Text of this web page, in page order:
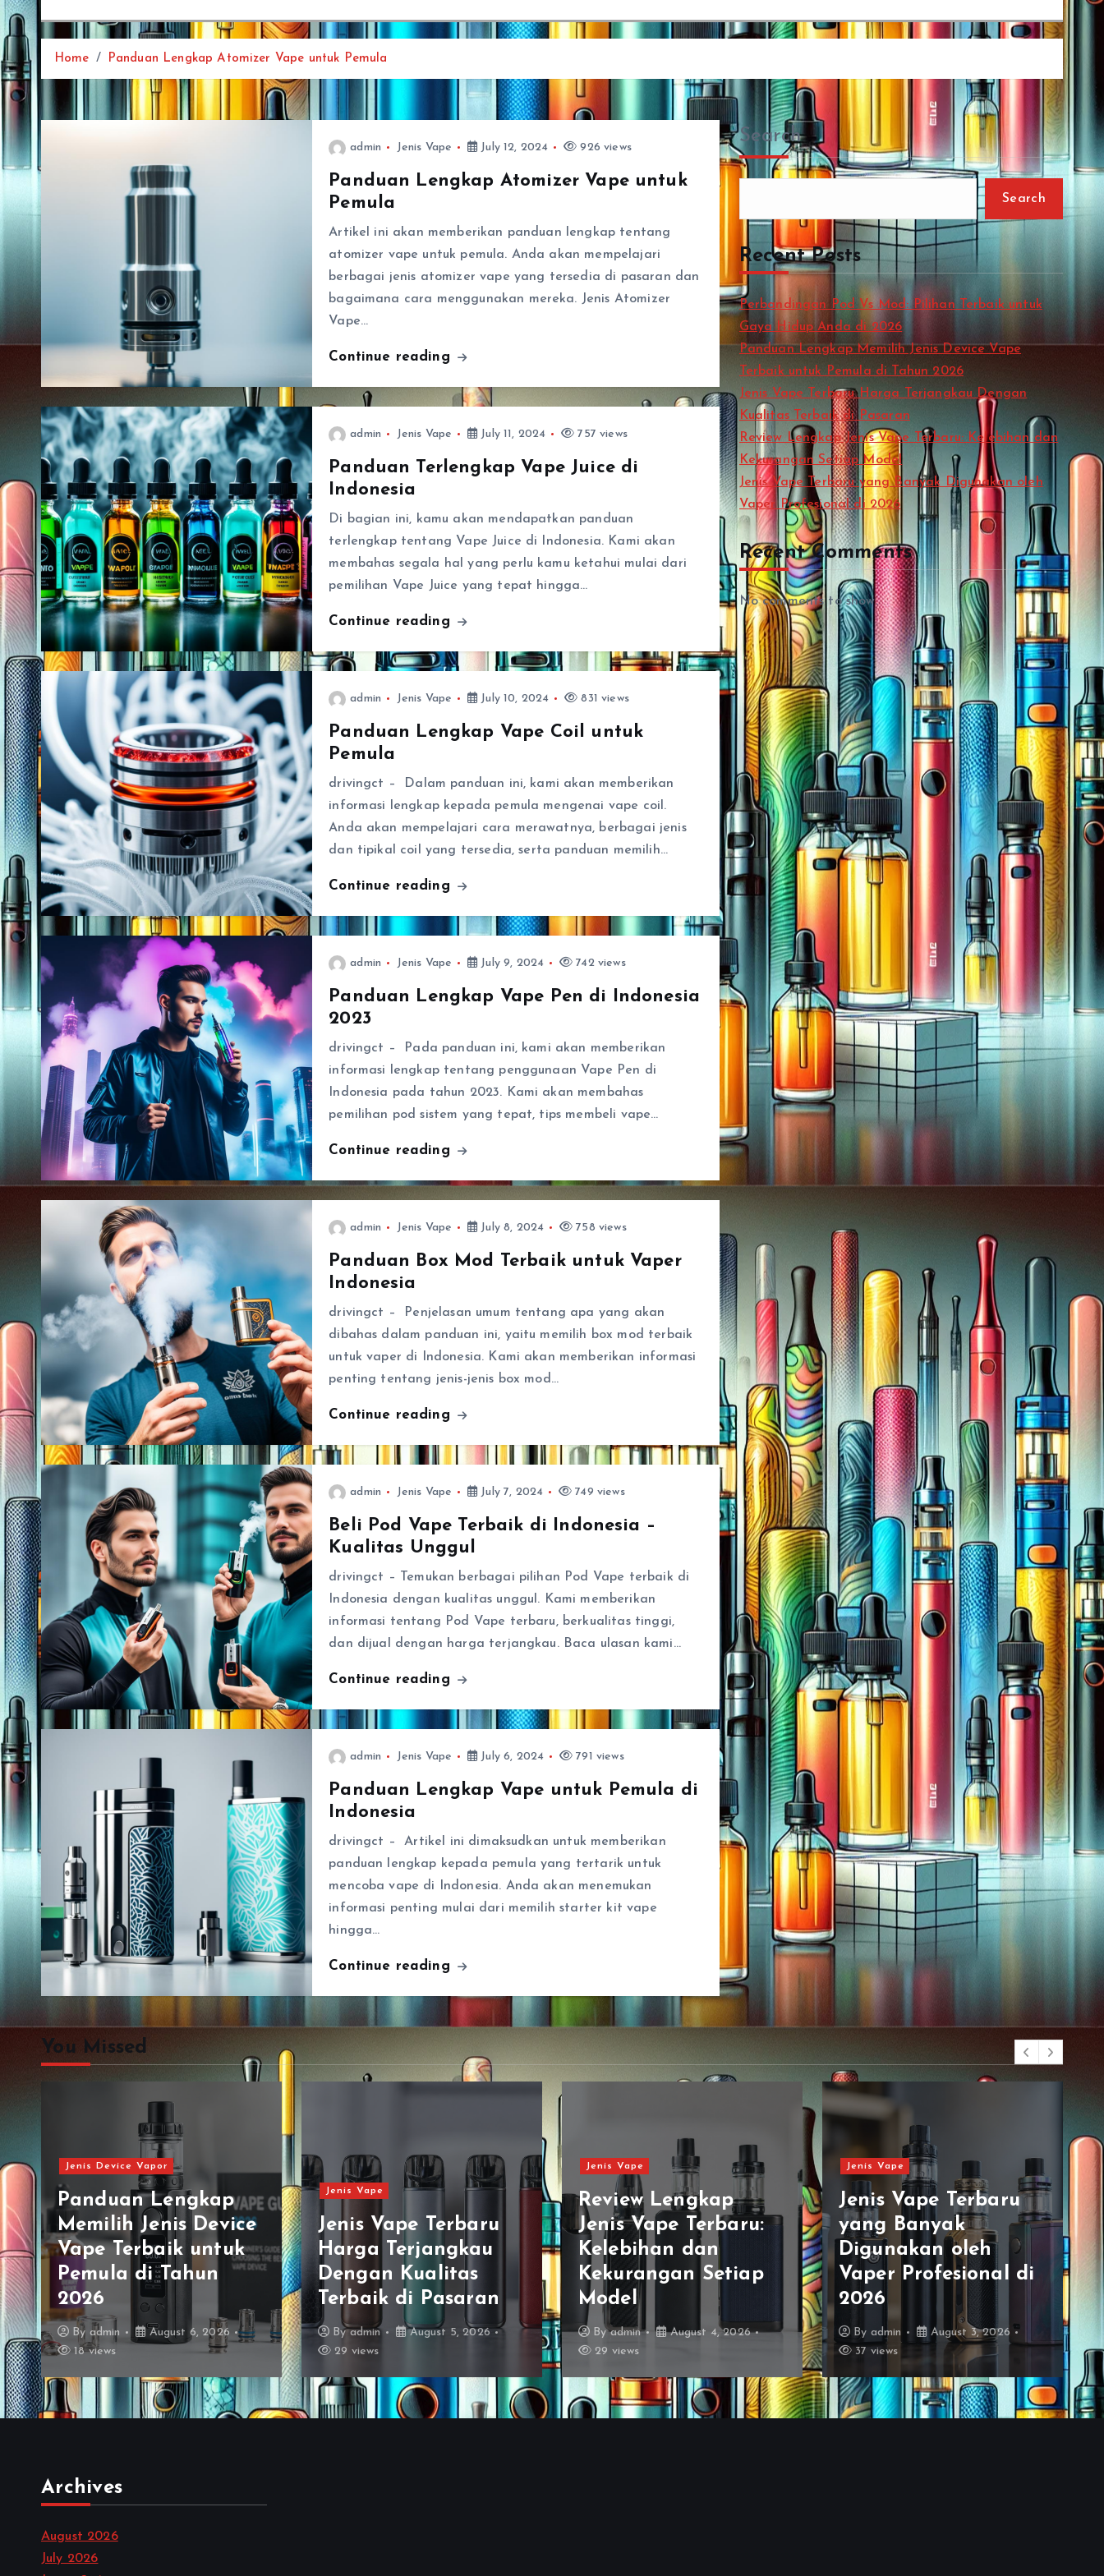
Home Panduan Lengkap Atomizer Vape untuk Pemula
admin Jenis Vape July 12, 2024 926 views
Panduan Lengkap Atomizer Vape untuk
Pemula
Artikel ini akan memberikan panduan lengkap tentang
atomizer vape untuk pemula. Anda akan mempelajari
berbagai jenis atomizer vape yang tersedia di pasaran dan
bagaimana cara menggunakan mereka. Jenis Atomizer
Vape…
Continue reading
admin Jenis Vape July 11, 2024 757 views
Panduan Terlengkap Vape Juice di
Indonesia
Di bagian ini, kamu akan mendapatkan panduan
terlengkap tentang Vape Juice di Indonesia. Kami akan
membahas segala hal yang perlu kamu ketahui mulai dari
pemilihan Vape Juice yang tepat hingga…
Continue reading
admin Jenis Vape July 10, 2024 831 views
Panduan Lengkap Vape Coil untuk
Pemula
drivingct – Dalam panduan ini, kami akan memberikan
informasi lengkap kepada pemula mengenai vape coil.
Anda akan mempelajari cara merawatnya, berbagai jenis
dan tipikal coil yang tersedia, serta panduan memilih…
Continue reading
admin Jenis Vape July 9, 2024 742 views
Panduan Lengkap Vape Pen di Indonesia
2023
drivingct – Pada panduan ini, kami akan memberikan
informasi lengkap tentang penggunaan Vape Pen di
Indonesia pada tahun 2023. Kami akan membahas
pemilihan pod sistem yang tepat, tips membeli vape…
Continue reading
admin Jenis Vape July 8, 2024 758 views
Panduan Box Mod Terbaik untuk Vaper
Indonesia
drivingct – Penjelasan umum tentang apa yang akan
dibahas dalam panduan ini, yaitu memilih box mod terbaik
untuk vaper di Indonesia. Kami akan memberikan informasi
penting tentang jenis-jenis box mod…
Continue reading
admin Jenis Vape July 7, 2024 749 views
Beli Pod Vape Terbaik di Indonesia –
Kualitas Unggul
drivingct – Temukan berbagai pilihan Pod Vape terbaik di
Indonesia dengan kualitas unggul. Kami memberikan
informasi tentang Pod Vape terbaru, berkualitas tinggi,
dan dijual dengan harga terjangkau. Baca ulasan kami…
Continue reading
admin Jenis Vape July 6, 2024 791 views
Panduan Lengkap Vape untuk Pemula di
Indonesia
drivingct – Artikel ini dimaksudkan untuk memberikan
panduan lengkap kepada pemula yang tertarik untuk
mencoba vape di Indonesia. Anda akan menemukan
informasi penting mulai dari memilih starter kit vape
hingga…
Continue reading
Search
Search
Recent Posts
Perbandingan Pod Vs Mod: Pilihan Terbaik untuk
Gaya Hidup Anda di 2026
Panduan Lengkap Memilih Jenis Device Vape
Terbaik untuk Pemula di Tahun 2026
Jenis Vape Terbaru Harga Terjangkau Dengan
Kualitas Terbaik di Pasaran
Review Lengkap Jenis Vape Terbaru: Kelebihan dan
Kekurangan Setiap Model
Jenis Vape Terbaru yang Banyak Digunakan oleh
Vaper Profesional di 2026
Recent Comments
No comments to show.
You Missed
Jenis Vape
Jenis Vape Terbaru
Harga Terjangkau
Dengan Kualitas
Terbaik di Pasaran
By admin
August 5, 2026
29 views
Jenis Vape
Review Lengkap
Jenis Vape Terbaru:
Kelebihan dan
Kekurangan Setiap
Model
Byadmin
August 4, 2026
29 views
Jenis Vape
Jenis Vape Terbaru
yang Banyak
Digunakan oleh
Vaper Profesional di
2026
Byadmin
August 3, 2026
37 views
Jenis Vape
Panduan Memilih
Jenis Vape Terbaru
Untuk Pemula Agar
Tidak Salah Beli: Tips
dan Rekomendasi
By admin
August 2, 2026
35 views
Archives
August 2026
July 2026